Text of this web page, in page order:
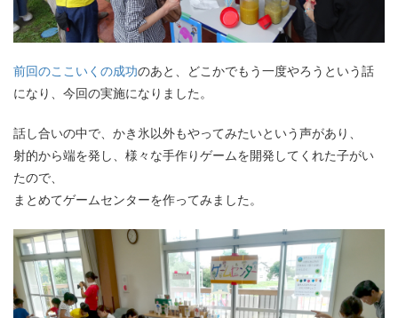
前回のここいくの成功のあと、どこかでもう一度やろうという話
になり、今回の実施になりました。
話し合いの中で、かき氷以外もやってみたいという声があり、
射的から端を発し、様々な手作りゲームを開発してくれた子がい
たので、
まとめてゲームセンターを作ってみました。